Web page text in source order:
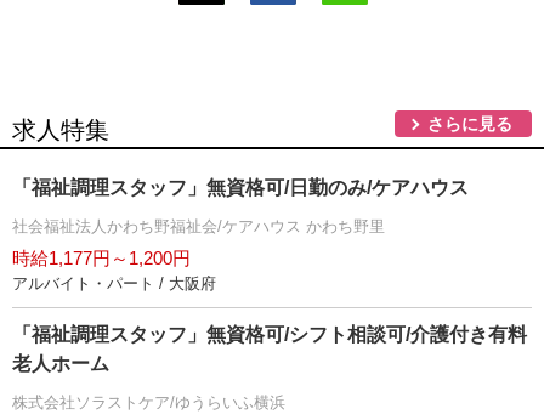
求人特集 さらに見る
「福祉調理スタッフ」無資格可/日勤のみ/ケアハウス
社会福祉法人かわち野福祉会/ケアハウス かわち野里
時給1,177円～1,200円
アルバイト・パート / 大阪府
「福祉調理スタッフ」無資格可/シフト相談可/介護付き有料
老人ホーム
株式会社ソラストケア/ゆうらいふ横浜